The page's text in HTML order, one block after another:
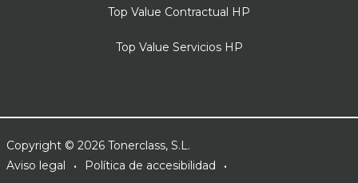
Top Value Contractual HP
Top Value Servicios HP
Copyright © 2026 Tonerclass, S.L.
Aviso legal
Política de accesibilidad